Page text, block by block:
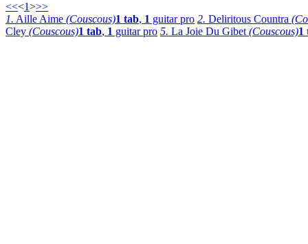
<<<1>>>
1. Aille Aime (Couscous)1 tab, 1 guitar pro 2. Deliritous Countra
Cley (Couscous)1 tab, 1 guitar pro 5. La Joie Du Gibet (Couscous)1